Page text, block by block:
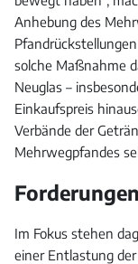
Anhebung des
solche Maßnahme
Neuglas –
Einkaufspreis
Verbände der
Mehrwegpfandes
Im Fokus stehen
einer Entlastung